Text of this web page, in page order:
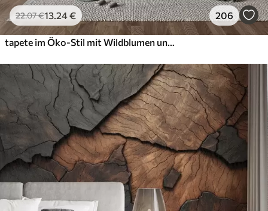
22.07€13 .24€ 206